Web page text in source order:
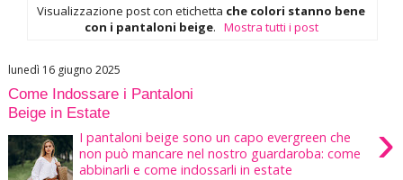
Visualizzazione post con etichetta che colori stanno bene
con i pantaloni beige. Mostra tutti i post
lunedì 16 giugno 2025
Come Indossare i Pantaloni
Beige in Estate
›
I pantaloni beige sono un capo evergreen che
non può mancare nel nostro guardaroba: come
abbinarli e come indossarli in estate